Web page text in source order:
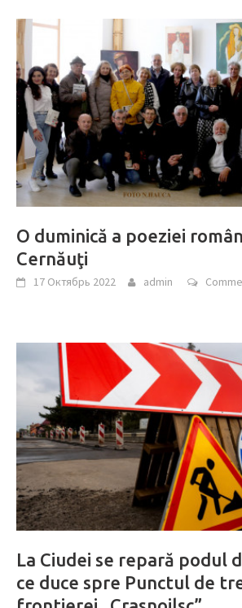
O duminică a poeziei
Cernăuţi
17 Октябрь 2022 admin
La Ciudei se repară podul
ce duce spre Punctul de